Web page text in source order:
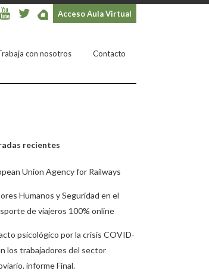
Acceso Aula Virtual
con nosotros Contacto
recientes
Union Agency for Railways
Humanos y Seguridad en el
de viajeros 100% online
psicológico por la crisis COVID-
los trabajadores del sector
informe Final.